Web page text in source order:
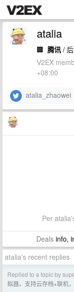
atalia
🏢 腾讯 /
V2EX
+08:00
atalia_zhaowei
Per
Dealsinfo,
atalia's recent replies
Replied to a topic by
拟器，支持云存档+联机